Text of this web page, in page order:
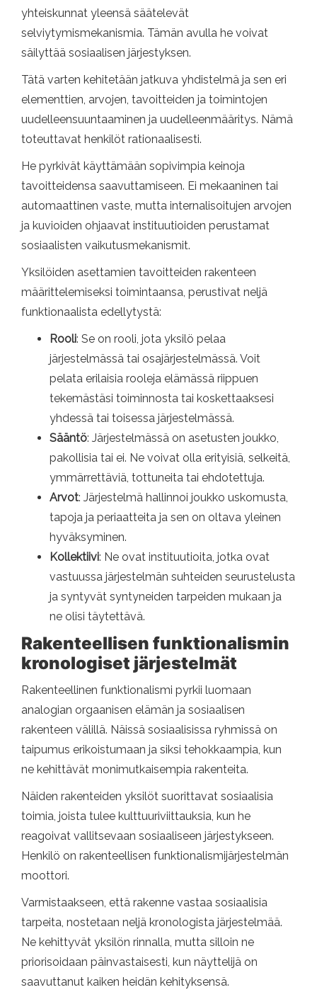
yhteiskunnat yleensä säätelevät
selviytymismekanismia. Tämän avulla he voivat
säilyttää sosiaalisen järjestyksen.
Tätä varten kehitetään jatkuva yhdistelmä ja sen eri
elementtien, arvojen, tavoitteiden ja toimintojen
uudelleensuuntaaminen ja uudelleenmääritys. Nämä
toteuttavat henkilöt rationaalisesti.
He pyrkivät käyttämään sopivimpia keinoja
tavoitteidensa saavuttamiseen. Ei mekaaninen tai
automaattinen vaste, mutta internalisoitujen arvojen
ja kuvioiden ohjaavat instituutioiden perustamat
sosiaalisten vaikutusmekanismit.
Yksilöiden asettamien tavoitteiden rakenteen
määrittelemiseksi toimintaansa, perustivat neljä
funktionaalista edellytystä:
Rooli: Se on rooli, jota yksilö pelaa
järjestelmässä tai osajärjestelmässä. Voit
pelata erilaisia ​​rooleja elämässä riippuen
tekemästäsi toiminnosta tai koskettaaksesi
yhdessä tai toisessa järjestelmässä.
Sääntö: Järjestelmässä on asetusten joukko,
pakollisia tai ei. Ne voivat olla erityisiä, selkeitä,
ymmärrettäviä, tottuneita tai ehdotettuja.
Arvot: Järjestelmä hallinnoi joukko uskomusta,
tapoja ja periaatteita ja sen on oltava yleinen
hyväksyminen.
Kollektiivi: Ne ovat instituutioita, jotka ovat
vastuussa järjestelmän suhteiden seurustelusta
ja syntyvät syntyneiden tarpeiden mukaan ja
ne olisi täytettävä.
Rakenteellisen funktionalismin
kronologiset järjestelmät
Rakenteellinen funktionalismi pyrkii luomaan
analogian orgaanisen elämän ja sosiaalisen
rakenteen välillä. Näissä sosiaalisissa ryhmissä on
taipumus erikoistumaan ja siksi tehokkaampia, kun
ne kehittävät monimutkaisempia rakenteita.
Näiden rakenteiden yksilöt suorittavat sosiaalisia
toimia, joista tulee kulttuuriviittauksia, kun he
reagoivat vallitsevaan sosiaaliseen järjestykseen.
Henkilö on rakenteellisen funktionalismijärjestelmän
moottori.
Varmistaakseen, että rakenne vastaa sosiaalisia
tarpeita, nostetaan neljä kronologista järjestelmää.
Ne kehittyvät yksilön rinnalla, mutta silloin ne
priorisoidaan päinvastaisesti, kun näyttelijä on
saavuttanut kaiken heidän kehityksensä.